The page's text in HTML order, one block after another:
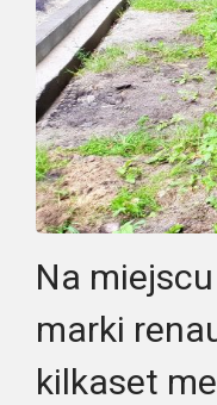
Na
marki
kilkaset